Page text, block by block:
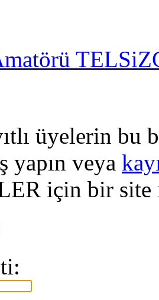
üyelerin bu
yapın veya
için bir